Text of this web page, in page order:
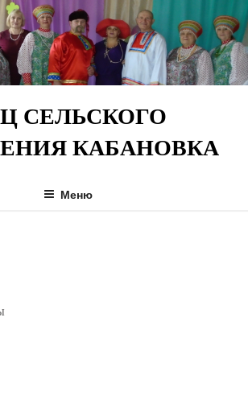
СЕЛЬСКОГО
КАБАНОВКА
Меню